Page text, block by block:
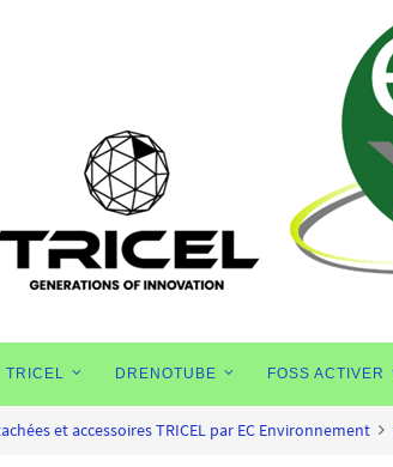
TRICEL DRENOTUBE FOSS ACTIVER
et accessoires TRICEL par EC Environnement